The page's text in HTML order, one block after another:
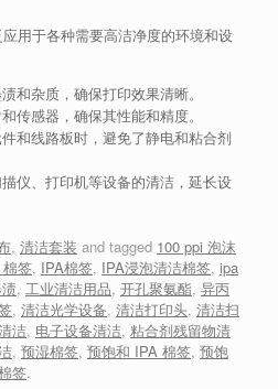
应用于各种需要高洁净度的环境和设
和杂质，确保打印效果清晰。
传感器，确保其性能和精度。
和线路板时，避免了静电和粘合剂
描仪、打印机等设备的清洁，延长设
, 清洁套装 and tagged 100 ppi 泡沫
签, IPA棉签, IPA浸泡清洁棉签, ipa
, 工业清洁用品, 开孔聚氨酯, 异丙
, 清洁光学设备, 清洁打印头, 清洁扫
洁, 电子设备清洁, 粘合剂残留物清
, 预湿棉签, 预饱和 IPA 棉签, 预饱
签.